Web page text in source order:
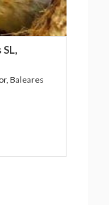
Baleares